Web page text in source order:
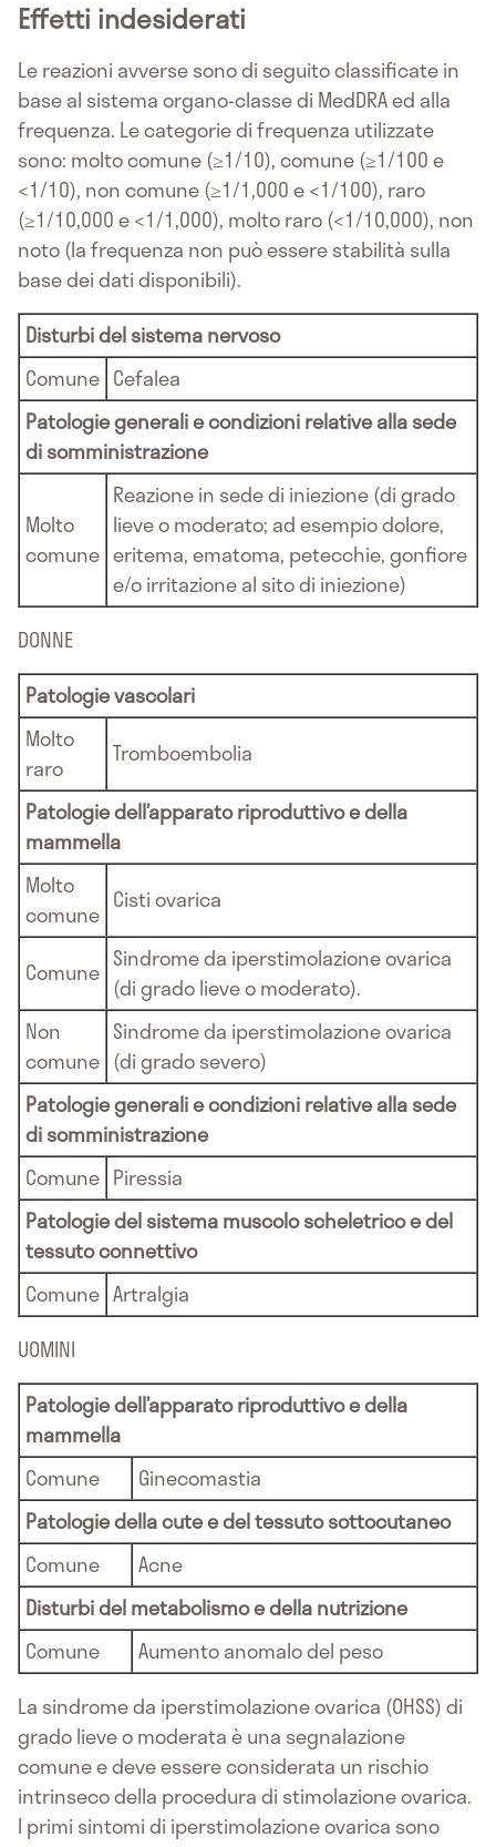
Effetti indesiderati
Le reazioni avverse sono di seguito classificate in
base al sistema organo-classe di MedDRA ed alla
frequenza. Le categorie di frequenza utilizzate
sono: molto comune (≥1/10), comune (≥1/100 e
<1/10), non comune (≥1/1,000 e <1/100), raro
(≥1/10,000 e <1/1,000), molto raro (<1/10,000), non
noto (la frequenza non può essere stabilità sulla
base dei dati disponibili).
Disturbi del sistema nervoso
Comune Cefalea
Patologie generali e condizioni relative alla sede
di somministrazione
Molto
comune
Reazione in sede di iniezione (di grado
lieve o moderato; ad esempio dolore,
eritema, ematoma, petecchie, gonfiore
e/o irritazione al sito di iniezione)
DONNE
Patologie vascolari
Molto
raro
Tromboembolia
Patologie dell’apparato riproduttivo e della
mammella
Molto
comune Cisti ovarica
Comune Sindrome da iperstimolazione ovarica
(di grado lieve o moderato).
Non
comune
Sindrome da iperstimolazione ovarica
(di grado severo)
Patologie generali e condizioni relative alla sede
di somministrazione
Comune Piressia
Patologie del sistema muscolo scheletrico e del
tessuto connettivo
Comune Artralgia
UOMINI
Patologie dell’apparato riproduttivo e della
mammella
Comune
Ginecomastia
Patologie della cute e del tessuto sottocutaneo
Comune
Acne
Disturbi del metabolismo e della nutrizione
Comune
Aumento anomalo del peso
La sindrome da iperstimolazione ovarica (OHSS) di
grado lieve o moderata è una segnalazione
comune e deve essere considerata un rischio
intrinseco della procedura di stimolazione ovarica.
I primi sintomi di iperstimolazione ovarica sono